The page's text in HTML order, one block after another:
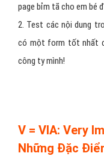
page bỉm tã cho em bé
2. Test các nội dung
có một form tốt nhất
công ty mình!
V = VIA: Very
Những Đặc